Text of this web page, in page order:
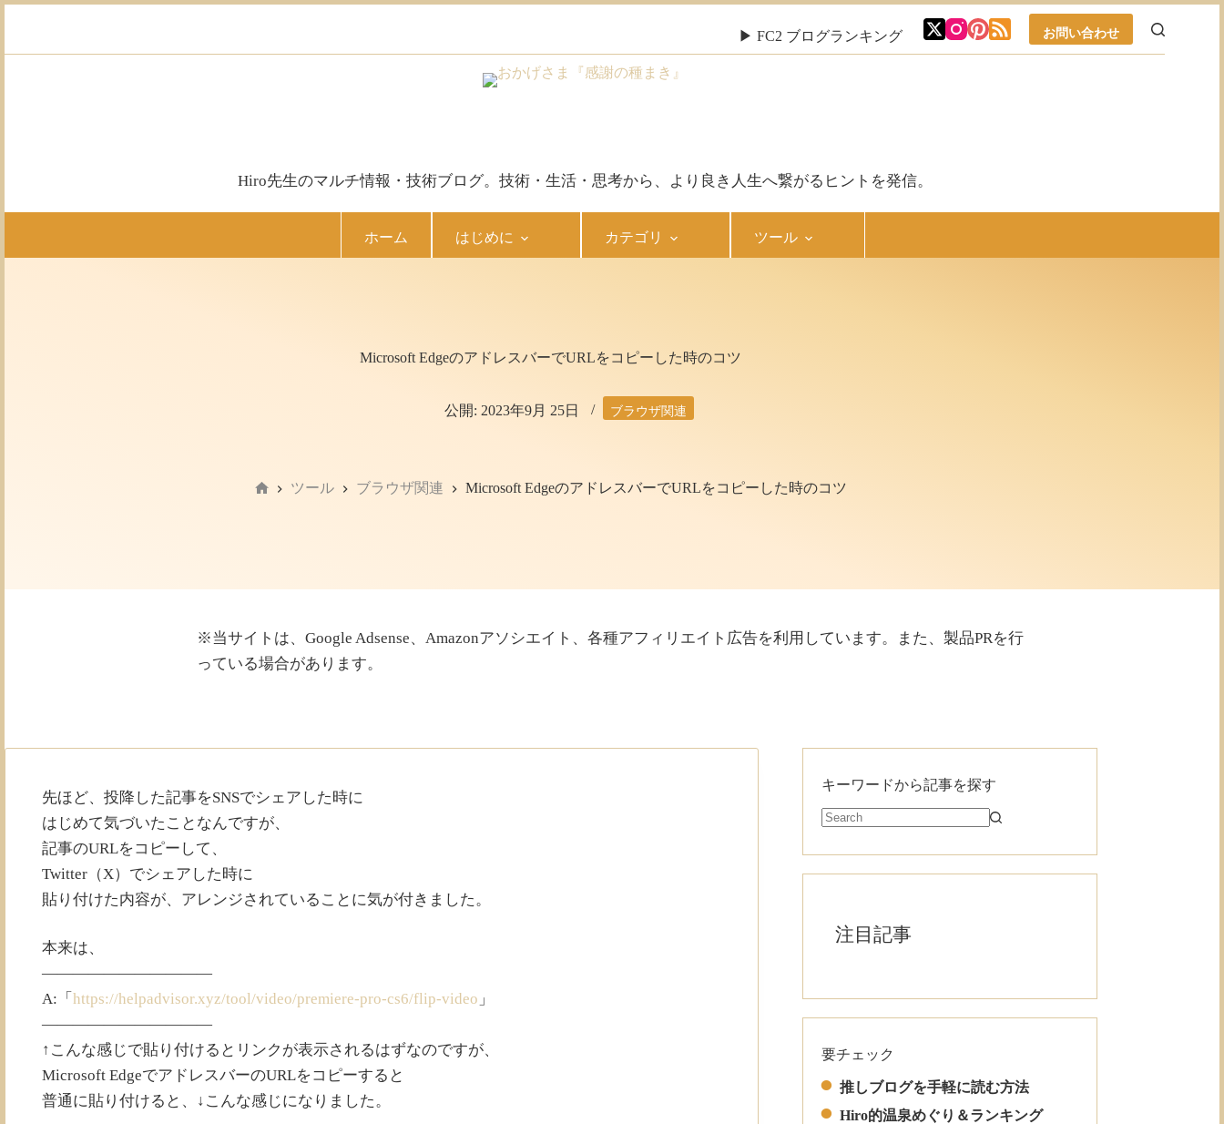
テ
▶ FC2 ブログランキング お問い合わせ
Hiro先生のマルチ情報・技術ブログ。技術・生活・思考から、より良き人生へ繋がるヒントを発信。
ホーム はじめに カテゴリ ツール
Microsoft EdgeのアドレスバーでURLをコピーした時のコツ
公開: 2023年9月 25日 ブラウザ関連
ツール ブラウザ関連 Microsoft EdgeのアドレスバーでURLをコピーした時のコツ
※当サイトは、Google Adsense、Amazonアソシエイト、各種アフィリエイト広告を利用しています。また、製品PRを行
っている場合があります。
先ほど、投降した記事をSNSでシェアした時に
はじめて気づいたことなんですが、
記事のURLをコピーして、
Twitter（X）でシェアした時に
貼り付けた内容が、アレンジされていることに気が付きました。
本来は、
———————————
A:「 https://helpadvisor.xyz/tool/video/premiere-pro-cs6/flip-video 」
———————————
↑こんな感じで貼り付けるとリンクが表示されるはずなのですが、
Microsoft EdgeでアドレスバーのURLをコピーすると
普通に貼り付けると、↓こんな感じになりました。
キーワードから記事を探す
注目記事
要チェック
推しブログを手軽に読む方法
Hiro的温泉めぐり＆ランキング